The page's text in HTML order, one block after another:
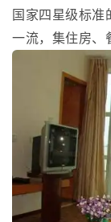
国家四星级标准
一流，集住房、